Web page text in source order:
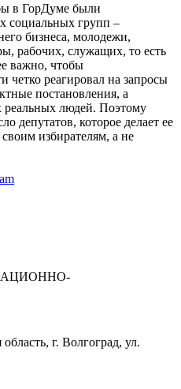
в ГорДуме были
социальных групп –
бизнеса, молодежи,
рабочих, служащих, то есть
важно, чтобы
четко реагировал на запросы
постановления, а
реальных людей. Поэтому
депутатов, которое делает ее
избирателям, а не
г. Волгоград, ул.